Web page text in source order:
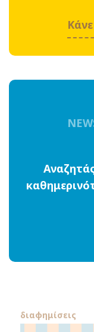
διαφημίσεις